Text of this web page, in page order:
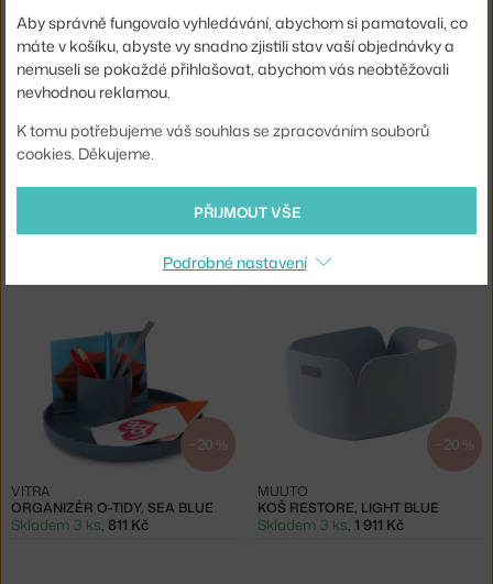
−20 %
VITRA
−20 %
VITRA
Skladem 1 ks
−20 %
ORGANIZÉR O-TIDY, SEA BLUE
VITRA
Skladem 3 ks, 811 Kč
−20 %
KOŠ RESTORE, LIGHT BLUE
MUUTO
Skladem 3 ks, 1 911 Kč
Aby správně fungovalo vyhledávání, abychom si pamatovali, co
máte v košíku, abyste vy snadno zjistili stav vaší objednávky a
nemuseli se pokaždé přihlašovat, abychom vás neobtěžovali
nevhodnou reklamou.
K tomu potřebujeme váš souhlas se zpracováním souborů
cookies. Děkujeme.
PŘIJMOUT VŠE
Podrobné nastavení